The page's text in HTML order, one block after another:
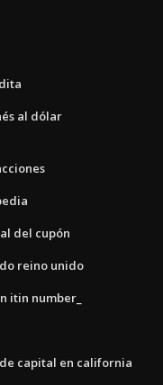
al dólar
del cupón
reino unido
itin number_
capital en california